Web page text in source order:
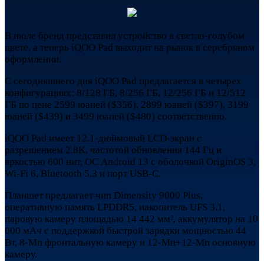
В июле бренд представил устройство в светло-голубом
цвете, а теперь iQOO Pad выходит на рынок в серебряном
оформлении.
С сегодняшнего дня iQOO Pad предлагается в четырех
конфигурациях: 8/128 ГБ, 8/256 ГБ, 12/256 ГБ и 12/512
ГБ по цене 2599 юаней ($356), 2899 юаней ($397), 3199
юаней ($439) и 3499 юаней ($480) соответственно.
iQOO Pad имеет 12.1-дюймовый LCD-экран с
разрешением 2.8K, частотой обновления 144 Гц и
яркостью 600 нит, ОС Android 13 с оболочкой OriginOS 3,
Wi-Fi 6, Bluetooth 5.3 и порт USB-C.
Планшет предлагает чип Dimensity 9000 Plus,
оперативную память LPDDR5, накопитель UFS 3.1,
паровую камеру площадью 14 442 мм², аккумулятор на 10
000 мАч с поддержкой быстрой зарядки мощностью 44
Вт, 8-Мп фронтальную камеру и 12-Мп+12-Мп основную
камеру.